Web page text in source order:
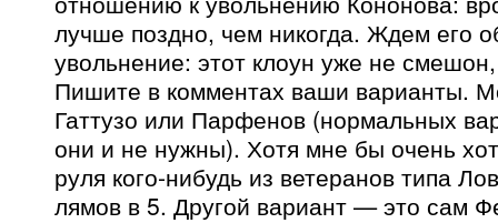
лучше поздно, чем никогда. Ждем его
увольнение: этот клоун уже не
Пишите в комментах ваши варианты.
Гаттузо или Парфенов (нормальных
они и не нужны). Хотя мне бы очень
руля кого-нибудь из ветеранов типа
лямов в 5. Другой вариант — это сам